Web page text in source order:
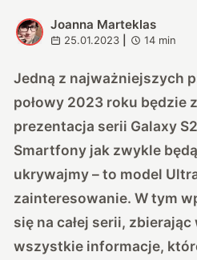
J
Joanna Marteklas
25.01.2023 14 min
Jedną z najważniejszych
połowy 2023 roku będzie
prezentacja serii Galaxy
Smartfony jak zwykle
ukrywajmy – to model
zainteresowanie. W tym
się na całej serii,
wszystkie informacje,